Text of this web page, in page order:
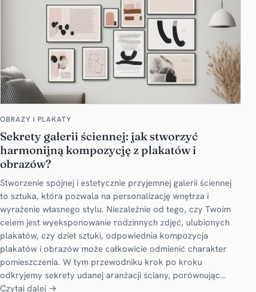
OBRAZY I PLAKATY
Sekrety galerii ściennej: jak stworzyć
harmonijną kompozycję z plakatów i
obrazów?
Stworzenie spójnej i estetycznie przyjemnej galerii ściennej
to sztuka, która pozwala na personalizację wnętrza i
wyrażenie własnego stylu. Niezależnie od tego, czy Twoim
celem jest wyeksponowanie rodzinnych zdjęć, ulubionych
plakatów, czy dzieł sztuki, odpowiednia kompozycja
plakatów i obrazów może całkowicie odmienić charakter
pomieszczenia. W tym przewodniku krok po kroku
odkryjemy sekrety udanej aranżacji ściany, porównując…
Czytaj dalej →